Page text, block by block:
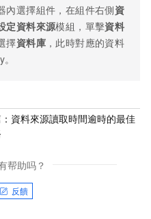
內選擇組件，在組件右側資
定資料來源模組，單擊資料
擇資料庫 ，此時對應的資料
資料來源讀取時間逾時的最佳
帮助吗？
反饋